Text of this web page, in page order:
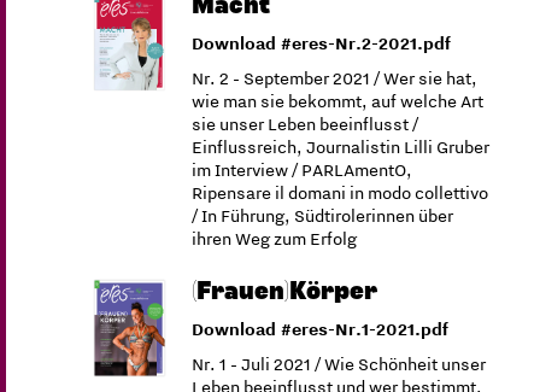
Macht
Download #eres-Nr.2-2021.pdf
Nr. 2 - September 2021 / Wer sie hat,
wie man sie bekommt, auf welche Art
sie unser Leben beeinflusst /
Einflussreich, Journalistin Lilli Gruber
im Interview / PARLAmentO,
Ripensare il domani in modo collettivo
/ In Führung, Südtirolerinnen über
ihren Weg zum Erfolg
(Frauen)Körper
Download #eres-Nr.1-2021.pdf
Nr. 1 - Juli 2021 / Wie Schönheit unser
Leben beeinflusst und wer bestimmt,